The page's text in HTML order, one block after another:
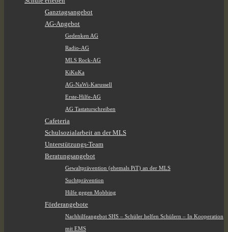
Ganztagsangebot
AG-Angebot
Gedenken AG
Radio-AG
MLS Rock-AG
KiKuKa
AG-NaWi-Karussell
Erste-Hilfe-AG
AG Tastaturschreiben
Cafeteria
Schulsozialarbeit an der MLS
Unterstützungs-Team
Beratungsangebot
Gewaltprävention (ehemals PiT) an der MLS
Suchtprävention
Hilfe gegen Mobbing
Förderangebote
Nachhilfeangebot SHS – Schüler helfen Schülern – In Kooperation
mit EMS